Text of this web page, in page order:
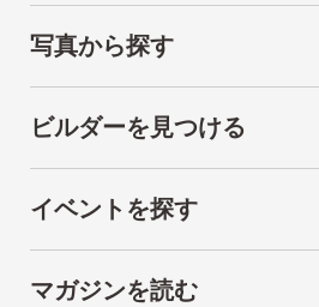
写真から探す
ビルダーを見つける
イベントを探す
マガジンを読む